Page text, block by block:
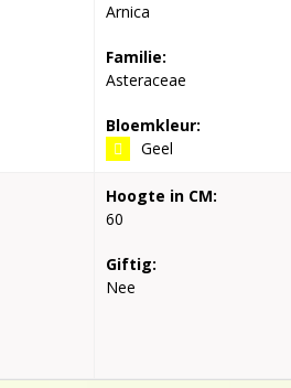
Arnica
Familie:
Asteraceae
Bloemkleur:
Geel
Hoogte in CM:
60
Giftig:
Nee